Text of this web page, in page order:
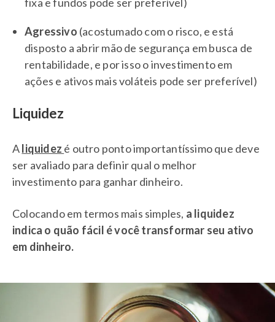
Agressivo (acostumado com o risco, e está
disposto a abrir mão de segurança em busca de
rentabilidade, e por isso o investimento em
ações e ativos mais voláteis pode ser preferível)
Liquidez
Aliquidez é outro ponto importantíssimo que deve
ser avaliado para definir qual o melhor
investimento para ganhar dinheiro.
Colocando em termos mais simples, a liquidez
indica o quão fácil é você transformar seu ativo
em dinheiro.